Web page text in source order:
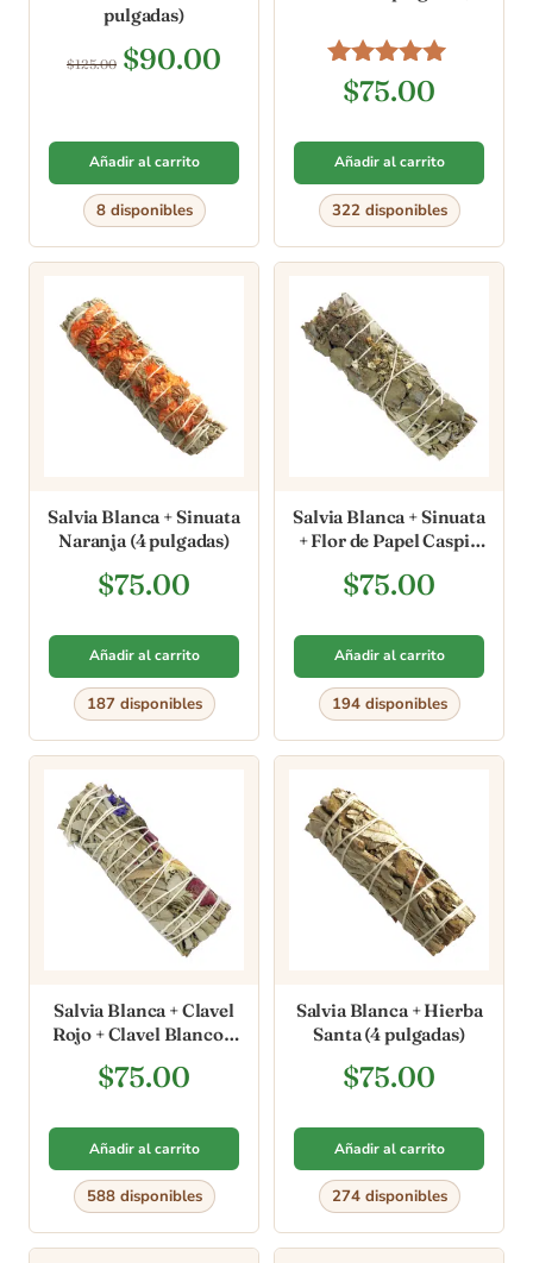
pulgadas)
$125.00 $90.00
Añadir al carrito
8 disponibles
Valorado en
5.00
$75.00
Añadir al carrito
322 disponibles
Salvia Blanca + Sinuata
Naranja (4 pulgadas)
$75.00
Añadir al carrito
187 disponibles
Salvia Blanca + Sinuata
+ Flor de Papel Caspio
$75.00
Añadir al carrito
194 disponibles
Salvia Blanca + Clavel
Rojo + Clavel Blanco +
$75.00
Añadir al carrito
588 disponibles
Salvia Blanca + Hierba
Santa (4 pulgadas)
$75.00
Añadir al carrito
274 disponibles